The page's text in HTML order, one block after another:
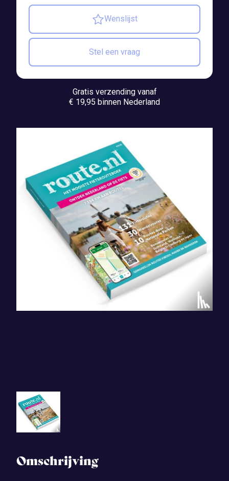
Omschrijving
Wenslijst
Stel een vraag
Gratis verzending vanaf
€ 19,95 binnen Nederland